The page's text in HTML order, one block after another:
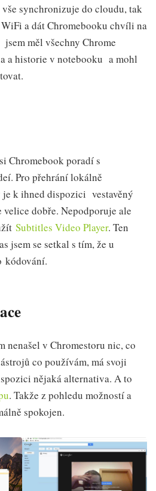
vše synchronizuje do cloudu, tak
a dát Chromebooku chvíli na
měl všechny Chrome
a historie v notebooku a mohl
Chromebook poradí s
Pro přehrání lokálně
k ihned dispozici vestavěný
dobře. Nepodporuje ale
Subtitles Video Player. Ten
jsem se setkal s tím, že u
kódování.
nenašel v Chromestoru nic, co
co používám, má svoji
nějaká alternativa. A to
. Takže z pohledu možností a
spokojen.